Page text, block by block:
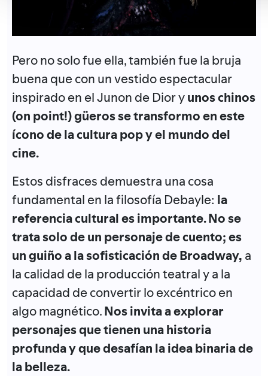
Pero no solo fue ella, también fue la bruja
buena que con un vestido espectacular
inspirado en el Junon de Dior yunos chinos
(on point!) güeros se transformo en este
ícono de la cultura pop y el mundo del
cine.
Estos disfraces demuestra una cosa
fundamental en la filosofía Debayle: la
referencia cultural es importante. No se
trata solo de un personaje de cuento; es
un guiño a la sofisticación de Broadway, a
la calidad de la producción teatral y a la
capacidad de convertir lo excéntrico en
algo magnético.Nos invita a explorar
personajes que tienen una historia
profunda y que desafían la idea binaria de
la belleza.